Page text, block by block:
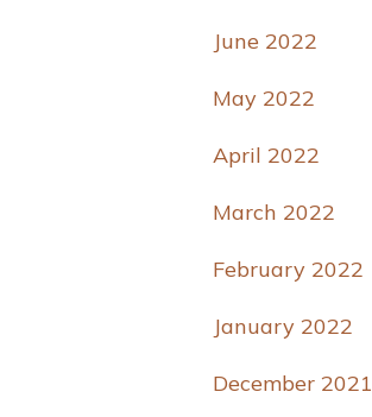
June 2022
May 2022
April 2022
March 2022
February 2022
January 2022
December 2021